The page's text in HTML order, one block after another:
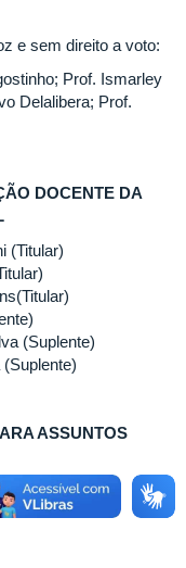
e sem direito a voto:
Prof. Ismarley
Delalibera; Prof.
DOCENTE DA
(Titular)
(Suplente)
ASSUNTOS
(presidente)